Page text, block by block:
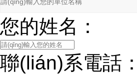
您的姓名：
聯(lián)系電話：